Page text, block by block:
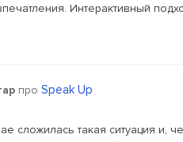
Интерактивный
про Speak Up
сложилась такая ситуация и,